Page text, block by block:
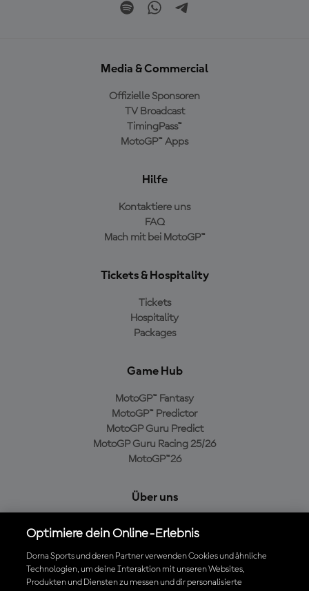
Media & Commercial
Offizielle Sponsoren
TV Broadcast
TimingPass™
MotoGP™ Apps
Hilfe
Kontaktiere uns
FAQ
Mach mit bei MotoGP™
Tickets & Hospitality
Tickets
Hospitality
Packages
Game Hub
MotoGP™ Fantasy
MotoGP™ Predictor
MotoGP Guru Predict
MotoGP Guru Racing 25/26
MotoGP™26
Über uns
Cookie-Richtlinien
Geschäftsbedingungen
Datenschutzrichtlinien
Kaufrichtlinie
Optimiere dein Online-Erlebnis
Dorna Sports und deren Partner verwenden Cookies und ähnliche
Technologien, um deine Interaktion mit unseren Websites,
Produkten und Diensten zu messen und dir personalisierte